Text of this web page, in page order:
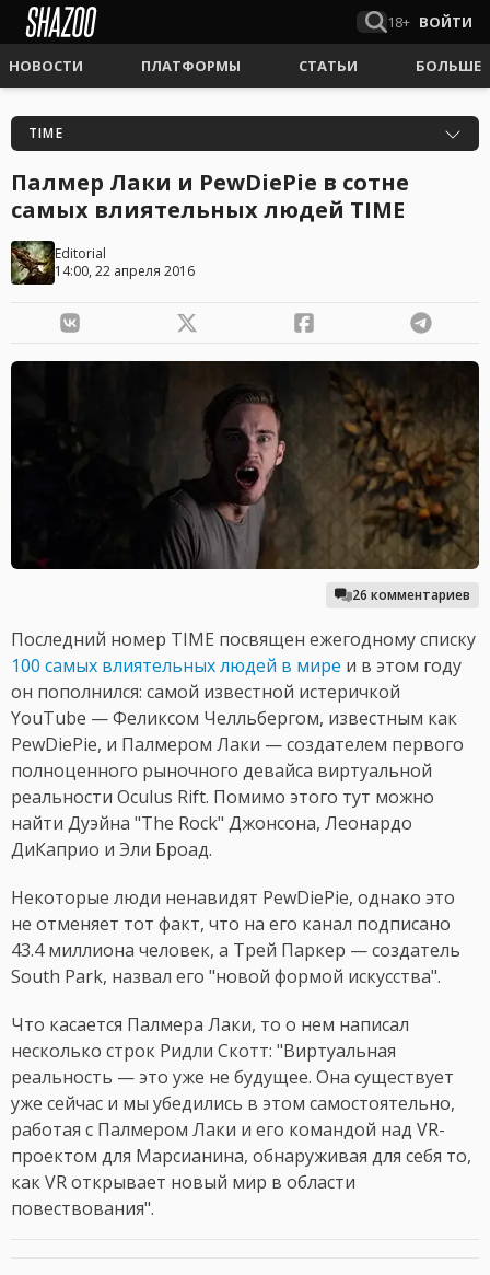
18+ ВОЙТИ
НОВОСТИ ПЛАТФОРМЫ СТАТЬИ БОЛЬШЕ
TIME
Палмер Лаки и PewDiePie в сотне
самых влиятельных людей TIME
Editorial
14:00, 22 апреля 2016
26 комментариев
Последний номер TIME посвящен ежегодному списку
100 самых влиятельных людей в мире и в этом году
он пополнился: самой известной истеричкой
YouTube — Феликсом Челльбергом, известным как
PewDiePie, и Палмером Лаки — создателем первого
полноценного рыночного девайса виртуальной
реальности Oculus Rift. Помимо этого тут можно
найти Дуэйна "The Rock" Джонсона, Леонардо
ДиКаприо и Эли Броад.
Некоторые люди ненавидят PewDiePie, однако это
не отменяет тот факт, что на его канал подписано
43.4 миллиона человек, а Трей Паркер — создатель
South Park, назвал его "новой формой искусства".
Что касается Палмера Лаки, то о нем написал
несколько строк Ридли Скотт: "Виртуальная
реальность — это уже не будущее. Она существует
уже сейчас и мы убедились в этом самостоятельно,
работая с Палмером Лаки и его командой над VR-
проектом для Марсианина, обнаруживая для себя то,
как VR открывает новый мир в области
повествования".